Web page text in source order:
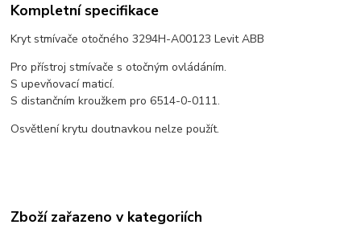
Kompletní specifikace
Kryt stmívače otočného 3294H-A00123 Levit ABB
Pro přístroj stmívače s otočným ovládáním.
S upevňovací maticí.
S distančním kroužkem pro 6514-0-0111.
Osvětlení krytu doutnavkou nelze použít.
Zboží zařazeno v kategoriích